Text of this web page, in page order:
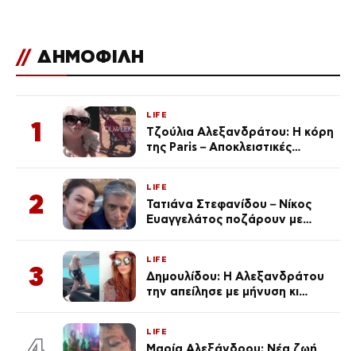
// ΔΗΜΟΦΙΛΗ
1
LIFE
Τζούλια Αλεξανδράτου: Η κόρη
της Paris – Αποκλειστικές
2
LIFE
Τατιάνα Στεφανίδου – Νίκος
Ευαγγελάτος ποζάρουν με
3
LIFE
Δημουλίδου: Η Αλεξανδράτου
την απείλησε με μήνυση κι
ποια είσαι σοκαρίστικα»
LIFE